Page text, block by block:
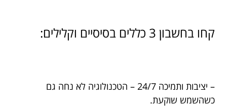
קחו בחשבון 3 כללים בסיסיים וקלילים:
– יציבות ותמיכה 24/7 – הטכנולוגיה לא נחה גם
כשהשמש שוקעת.